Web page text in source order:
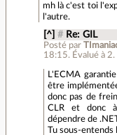
mh là c'est toi
l'autre.
[^] # Re: GIL
Posté par
18:15. Évalué à 2.
L'ECMA
être
donc pas de
CLR et donc
dépendre de
Tu sous-entends